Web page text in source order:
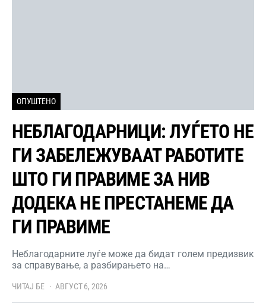
ОПУШТЕНО
НЕБЛАГОДАРНИЦИ: ЛУЃЕТО НЕ
ГИ ЗАБЕЛЕЖУВААТ РАБОТИТЕ
ШТО ГИ ПРАВИМЕ ЗА НИВ
ДОДЕКА НЕ ПРЕСТАНЕМЕ ДА
ГИ ПРАВИМЕ
Неблагодарните луѓе може да бидат голем предизвик
за справување, а разбирањето на…
ЧИТАЈ БЕ АВГУСТ 6, 2026